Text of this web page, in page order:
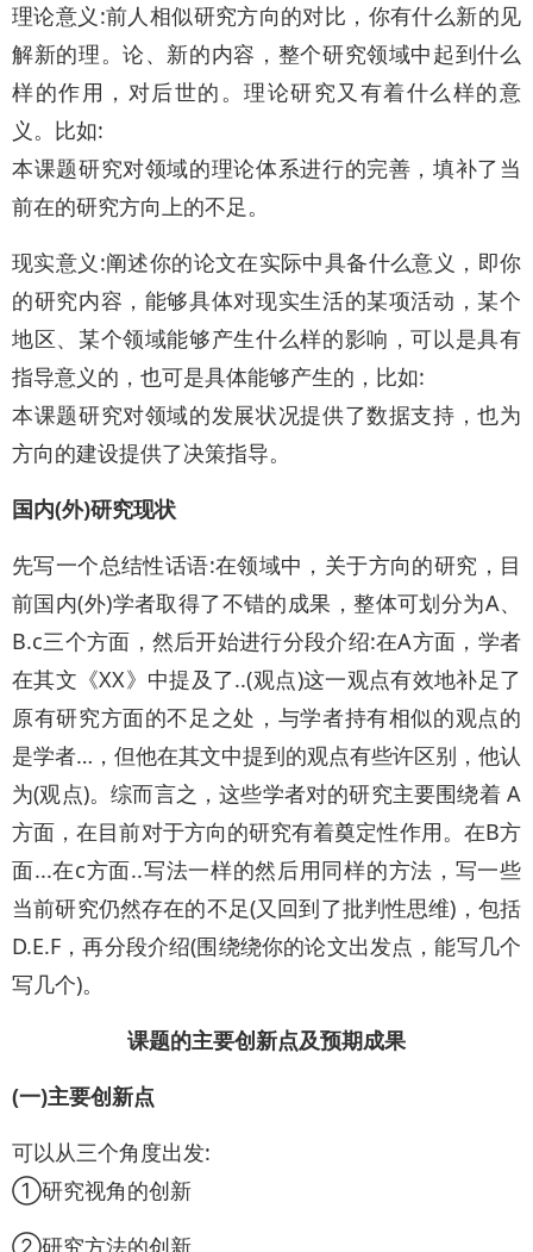
理论意义:前人相似研究方向的对比，你有什么新的见
解新的理。论、新的内容，整个研究领域中起到什么
样的作用，对后世的。理论研究又有着什么样的意
义。比如:
本课题研究对领域的理论体系进行的完善，填补了当
前在的研究方向上的不足。
现实意义:阐述你的论文在实际中具备什么意义，即你
的研究内容，能够具体对现实生活的某项活动，某个
地区、某个领域能够产生什么样的影响，可以是具有
指导意义的，也可是具体能够产生的，比如:
本课题研究对领域的发展状况提供了数据支持，也为
方向的建设提供了决策指导。
国内(外)研究现状
先写一个总结性话语:在领域中，关于方向的研究，目
前国内(外)学者取得了不错的成果，整体可划分为A、
B.c三个方面，然后开始进行分段介绍:在A方面，学者
在其文《XX》中提及了..(观点)这一观点有效地补足了
原有研究方面的不足之处，与学者持有相似的观点的
是学者…，但他在其文中提到的观点有些许区别，他认
为(观点)。综而言之，这些学者对的研究主要围绕着 A
方面，在目前对于方向的研究有着奠定性作用。在B方
面...在c方面..写法一样的然后用同样的方法，写一些
当前研究仍然存在的不足(又回到了批判性思维)，包括
D.E.F，再分段介绍(围绕绕你的论文出发点，能写几个
写几个)。
课题的主要创新点及预期成果
(一)主要创新点
可以从三个角度出发:
①研究视角的创新
②研究方法的创新